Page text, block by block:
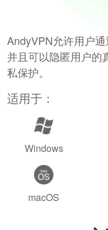
AndyVPN允许用户
并且可以隐匿用户的
私保护。
适用于：
Windows
macOS